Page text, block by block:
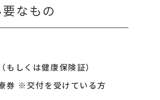
なもの
しくは健康保険証）
券 ※交付を受けている方